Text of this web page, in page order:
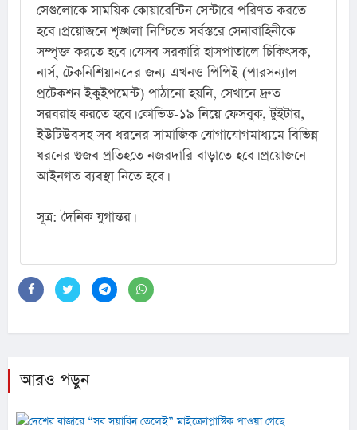
সেগুলোকে সাময়িক কোয়ারেন্টিন সেন্টারে পরিণত করতে
হবে। প্রয়োজনে শৃঙ্খলা নিশ্চিতে সর্বস্তরে সেনাবাহিনীকে
সম্পৃক্ত করতে হবে। যেসব সরকারি হাসপাতালে চিকিৎসক,
নার্স, টেকনিশিয়ানদের জন্য এখনও পিপিই (পারসন্যাল
প্রটেকশন ইকুইপমেন্ট) পাঠানো হয়নি, সেখানে দ্রুত
সরবরাহ করতে হবে। কোভিড-১৯ নিয়ে ফেসবুক, টুইটার,
ইউটিউবসহ সব ধরনের সামাজিক যোগাযোগমাধ্যমে বিভিন্ন
ধরনের গুজব প্রতিহতে নজরদারি বাড়াতে হবে। প্রয়োজনে
আইনগত ব্যবস্থা নিতে হবে।
সূত্র: দৈনিক যুগান্তর।
আরও পড়ুন